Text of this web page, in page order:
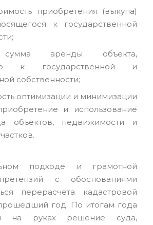
приобретения (выкупа)
к государственной
сумма аренды объекта,
к государственной и
собственности;
оптимизации и минимизации
и использование
объектов, недвижимости и
подходе и грамотной
с обоснованиями
перерасчета кадастровой
год. По итогам года
на руках решение суда,